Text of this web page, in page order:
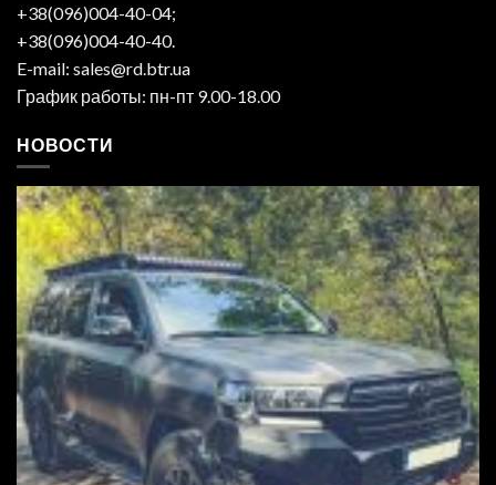
+38(096)004-40-04;
+38(096)004-40-40.
E-mail: sales@rd.btr.ua
График работы: пн-пт 9.00-18.00
НОВОСТИ